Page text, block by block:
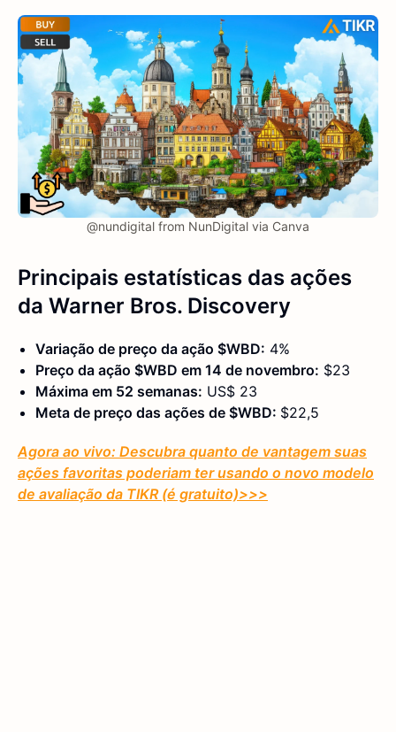
@nundigital from NunDigital via Canva
Principais estatísticas das ações
da Warner Bros. Discovery
Variação de preço da ação $WBD: 4%
Preço da ação $WBD em 14 de novembro: $23
Máxima em 52 semanas: US$ 23
Meta de preço das ações de $WBD: $22,5
Agora ao vivo: Descubra quanto de vantagem suas
ações favoritas poderiam ter usando o novo modelo
de avaliação da TIKR (é gratuito)>>>